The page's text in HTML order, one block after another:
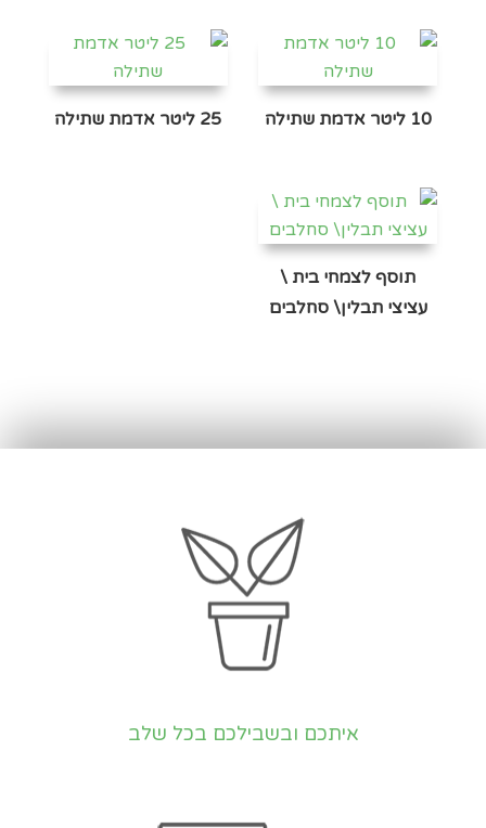
10 ליטר אדמת שתילה 25 ליטר אדמת שתילה
תוסף לצמחי בית \
עציצי תבלין\ סחלבים
איתכם ובשבילכם בכל שלב